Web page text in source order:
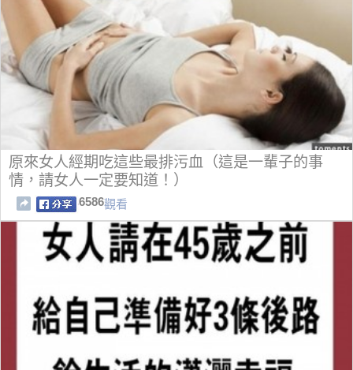
原來女人經期吃這些最排污血（這是一輩子的事
情，請女人一定要知道！）
6586觀看